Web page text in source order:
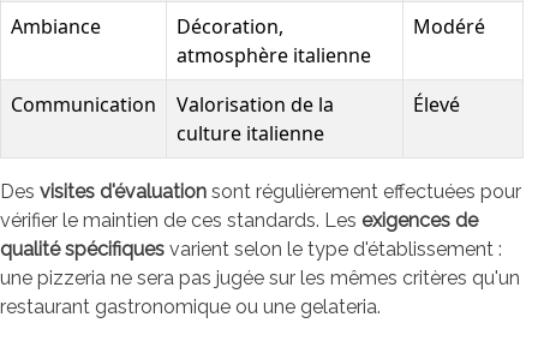
Ambiance
Décoration,
atmosphère italienne
Modéré
Communication
Valorisation de la
culture italienne
Élevé
Des visites d'évaluation sont régulièrement effectuées pour
vérifier le maintien de ces standards. Les exigences de
qualité spécifiques varient selon le type d'établissement :
une pizzeria ne sera pas jugée sur les mêmes critères qu'un
restaurant gastronomique ou une gelateria.